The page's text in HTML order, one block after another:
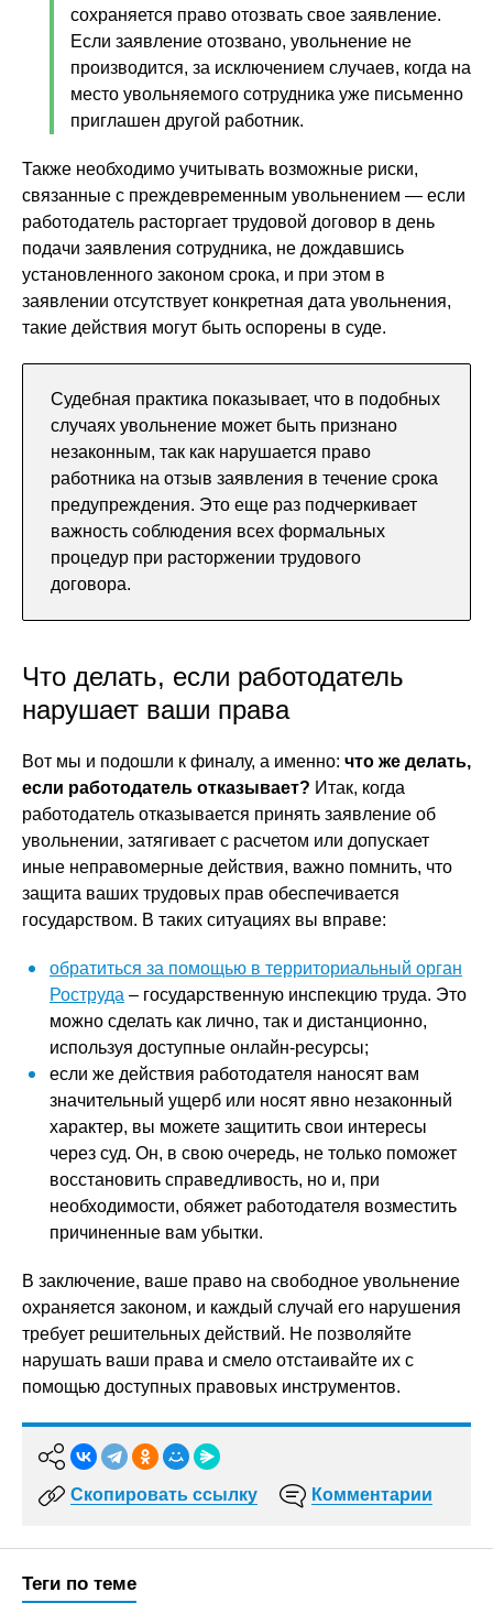
сохраняется право отозвать свое заявление.
Если заявление отозвано, увольнение не
производится, за исключением случаев, когда на
место увольняемого сотрудника уже письменно
приглашен другой работник.
Также необходимо учитывать возможные риски,
связанные с преждевременным увольнением — если
работодатель расторгает трудовой договор в день
подачи заявления сотрудника, не дождавшись
установленного законом срока, и при этом в
заявлении отсутствует конкретная дата увольнения,
такие действия могут быть оспорены в суде.
Судебная практика показывает, что в подобных
случаях увольнение может быть признано
незаконным, так как нарушается право
работника на отзыв заявления в течение срока
предупреждения. Это еще раз подчеркивает
важность соблюдения всех формальных
процедур при расторжении трудового
договора.
Что делать, если работодатель
нарушает ваши права
Вот мы и подошли к финалу, а именно: что же делать,
если работодатель отказывает? Итак, когда
работодатель отказывается принять заявление об
увольнении, затягивает с расчетом или допускает
иные неправомерные действия, важно помнить, что
защита ваших трудовых прав обеспечивается
государством. В таких ситуациях вы вправе:
обратиться за помощью в территориальный орган
Роструда – государственную инспекцию труда. Это
можно сделать как лично, так и дистанционно,
используя доступные онлайн-ресурсы;
если же действия работодателя наносят вам
значительный ущерб или носят явно незаконный
характер, вы можете защитить свои интересы
через суд. Он, в свою очередь, не только поможет
восстановить справедливость, но и, при
необходимости, обяжет работодателя возместить
причиненные вам убытки.
В заключение, ваше право на свободное увольнение
охраняется законом, и каждый случай его нарушения
требует решительных действий. Не позволяйте
нарушать ваши права и смело отстаивайте их с
помощью доступных правовых инструментов.
Скопировать ссылку Комментарии
Теги по теме